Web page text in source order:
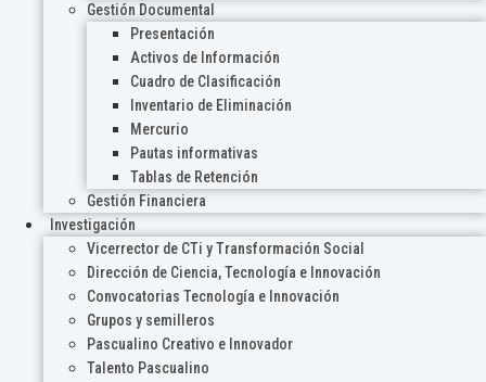
Gestión Documental
Presentación
Activos de Información
Cuadro de Clasificación
Inventario de Eliminación
Mercurio
Pautas informativas
Tablas de Retención
Gestión Financiera
Investigación
Vicerrector de CTi y Transformación Social
Dirección de Ciencia, Tecnología e Innovación
Convocatorias Tecnología e Innovación
Grupos y semilleros
Pascualino Creativo e Innovador
Talento Pascualino